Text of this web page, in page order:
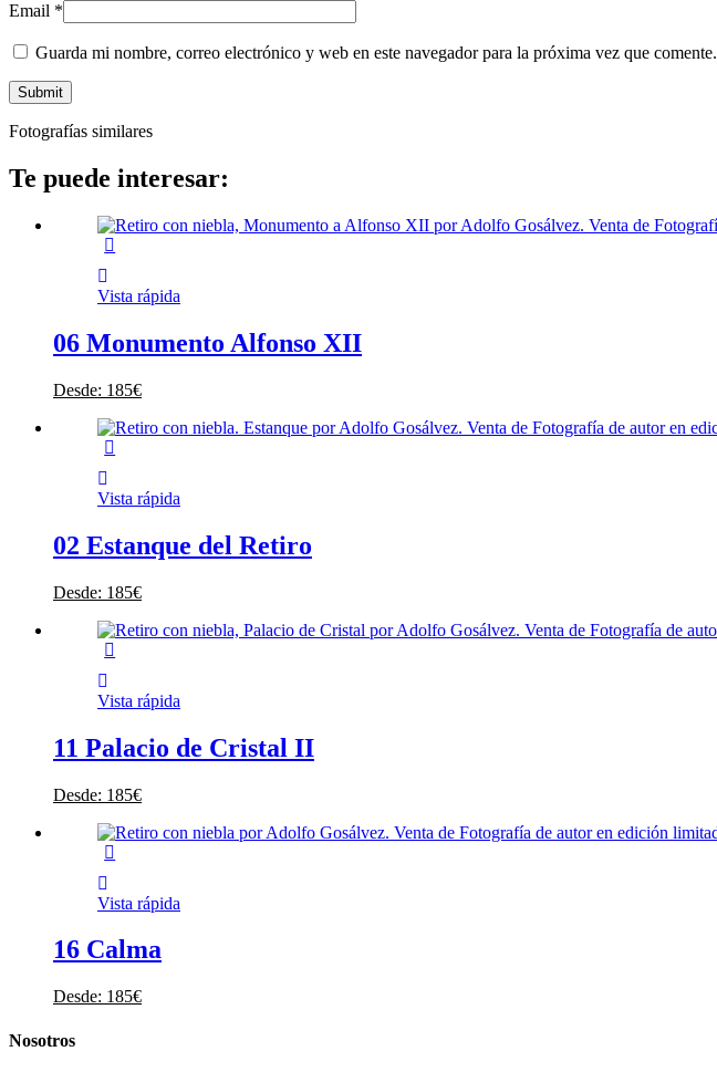
Email *
Guarda mi nombre, correo electrónico y web en este navegador para la próxima vez que comente.
Fotografías similares
Te puede interesar:
Vista rápida
06 Monumento Alfonso XII
Desde: 185€
Vista rápida
02 Estanque del Retiro
Desde: 185€
Vista rápida
11 Palacio de Cristal II
Desde: 185€
Vista rápida
16 Calma
Desde: 185€
Nosotros